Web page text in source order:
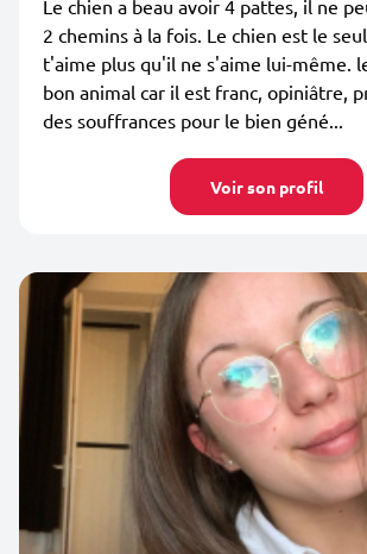
Le chien a beau avoir 4 pattes, il ne
2 chemins à la fois. Le chien est le
t'aime plus qu'il ne s'aime lui-même.
bon animal car il est franc, opiniâtre,
des souffrances pour le bien géné...
Voir son profil